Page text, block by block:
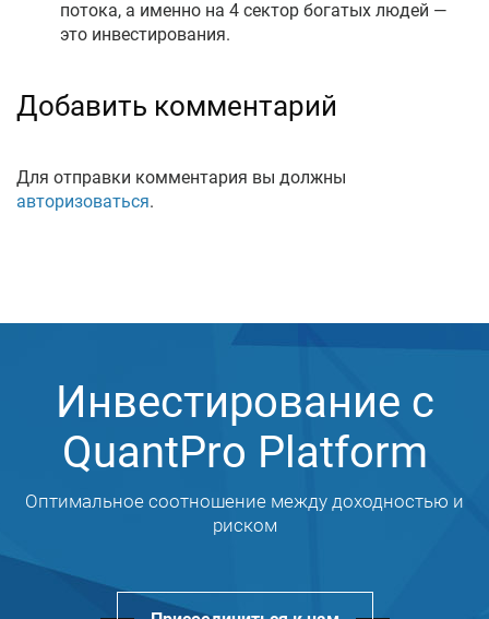
потока, а именно на 4 сектор богатых людей —
это инвестирования.
Добавить комментарий
Для отправки комментария вы должны
авторизоваться.
Инвестирование с
QuantPro Platform
Оптимальное соотношение между доходностью и
риском